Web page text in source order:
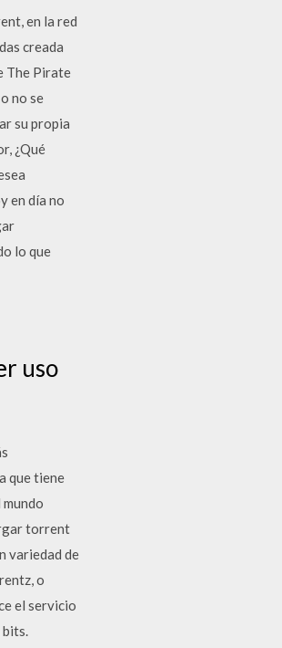
en la red
creada
The Pirate
no se
su propia
¿Qué
en día no
lo que
uso
que tiene
torrent
variedad de
o
el servicio